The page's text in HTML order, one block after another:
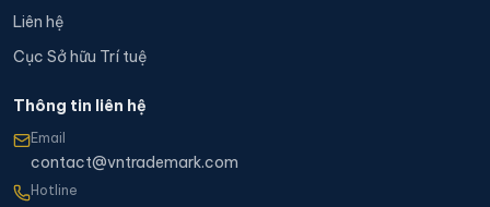
Liên hệ
Cục Sở hữu Trí tuệ
Thông tin liên hệ
Email
contact@vntrademark.com
Hotline